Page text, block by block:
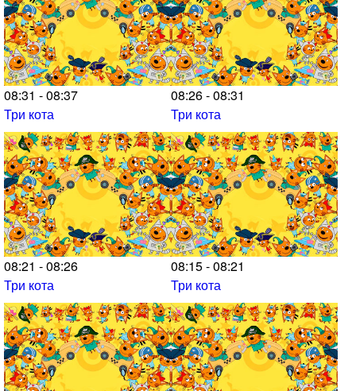
08:31 - 08:37
Три кота
08:26 - 08:31
Три кота
08:21 - 08:26
Три кота
08:15 - 08:21
Три кота